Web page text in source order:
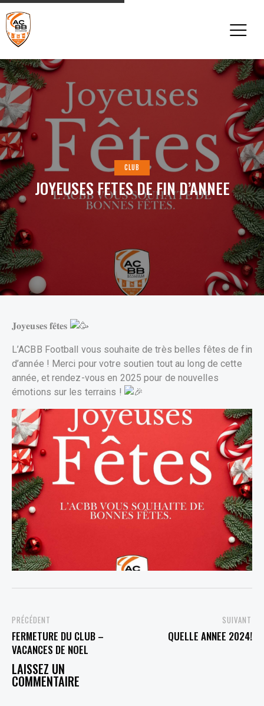
CLUB
JOYEUSES FETES DE FIN D’ANNEE
𝐉𝐨𝐲𝐞𝐮𝐬𝐞𝐬 𝐟𝐞̂𝐭𝐞𝐬
L’ACBB Football vous souhaite de très belles fêtes de fin
d’année ! Merci pour votre soutien tout au long de cette
année, et rendez-vous en 2025 pour de nouvelles
émotions sur les terrains !
PREVIOUS
FERMETURE DU CLUB –
VACANCES DE NOEL
NEXT
QUELLE ANNEE 2024!
LEAVE A COMMENT